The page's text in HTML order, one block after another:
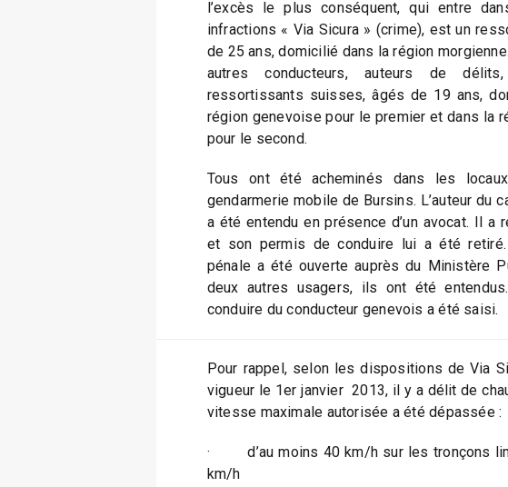
l’excès le plus conséquent, qui entre
infractions « Via Sicura » (crime), est un
de 25 ans, domicilié dans la région
autres conducteurs, auteurs de
ressortissants suisses, âgés de 19 ans,
région genevoise pour le premier et dans la
pour le second.
Tous ont été acheminés dans les
gendarmerie mobile de Bursins. L’auteur du
a été entendu en présence d’un avocat. Il a
et son permis de conduire lui a été retiré.
pénale a été ouverte auprès du Ministère
deux autres usagers, ils ont été
conduire du conducteur genevois a été saisi.
Pour rappel, selon les dispositions de Via
vigueur le 1er janvier 2013, il y a délit de
vitesse maximale autorisée a été dépassée :
· d’au moins 40 km/h sur les tronçons
km/h